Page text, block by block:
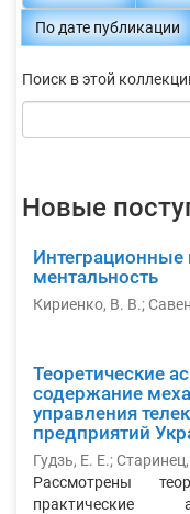
По дате публикации
Поиск в этой
Новые
Интеграционные
ментальность
Кириенко, В. В.;
Теоретические
содержание
управления
предприятий
Гудзь, Е. Е.;Старинец,
Рассмотрены